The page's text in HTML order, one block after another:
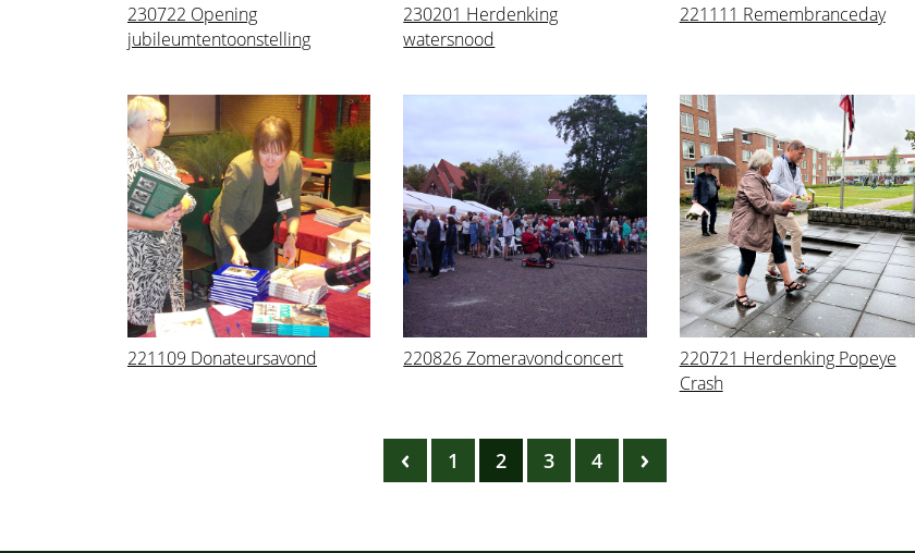
230722 Opening
jubileumtentoonstelling
230201 Herdenking
watersnood
221111 Remembranceday
221109 Donateursavond 220826 Zomeravondconcert
220721 Herdenking Popeye
Crash
1 2 3 4